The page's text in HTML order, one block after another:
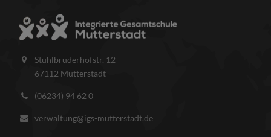
Stuhlbruderhofstr. 12
67112 Mutterstadt
(06234) 94 62 0
verwaltung@igs-mutterstadt.de